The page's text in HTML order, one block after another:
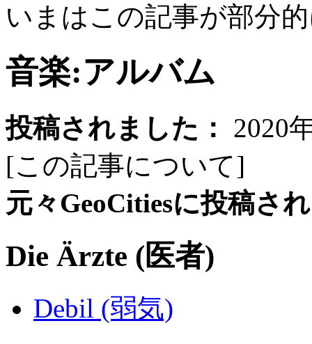
いまはこの記事が部分
音楽:アルバム
投稿されました：
2020
[この記事について]
元々GeoCitiesに投稿さ
Die Ärzte (医者)
Debil (弱気)